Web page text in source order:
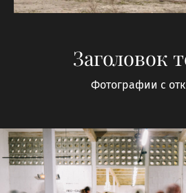
Заголовок
Фотографии с